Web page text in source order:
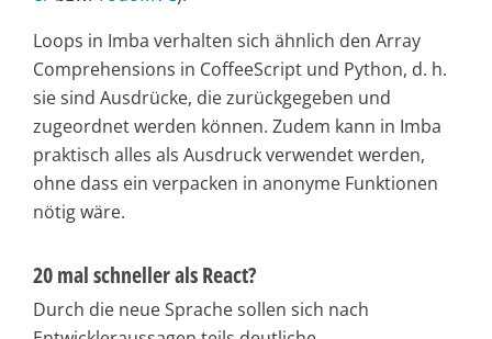
Loops in Imba verhalten sich ähnlich den Array
Comprehensions in CoffeeScript und Python, d. h.
sie sind Ausdrücke, die zurückgegeben und
zugeordnet werden können. Zudem kann in Imba
praktisch alles als Ausdruck verwendet werden,
ohne dass ein verpacken in anonyme Funktionen
nötig wäre.
20 mal schneller als React?
Durch die neue Sprache sollen sich nach